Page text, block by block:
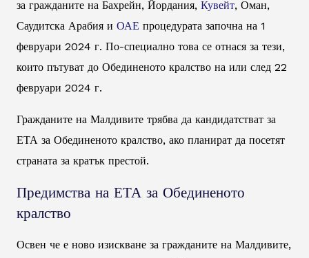
за гражданите на Бахрейн, Йордания, Кувейт, Оман,
Саудитска Арабия и ОАЕ процедурата започна на 1
февруари 2024 г. По-специално това се отнася за тези,
които пътуват до Обединеното кралство на или след 22
февруари 2024 г.
Гражданите на Малдивите трябва да кандидатстват за
ЕТА за Обединеното кралство, ако планират да посетят
страната за кратък престой.
Предимства на ЕТА за Обединеното
кралство
Освен че е ново изискване за гражданите на Малдивите,